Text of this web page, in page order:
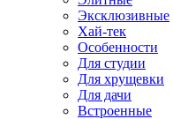
Эксклюзивные
Хай-тек
Особенности
Для студии
Для хрущевки
Для дачи
Встроенные